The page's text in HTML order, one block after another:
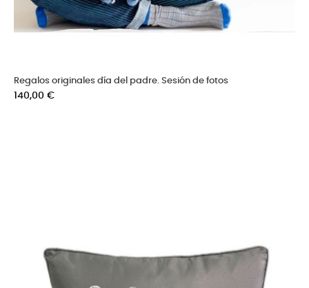
Regalos originales día del padre. Sesión de fotos
Precio
140,00 €